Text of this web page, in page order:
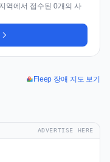
역에서 접수된 0개의 사
Fleep 장애 지도 보기
ADVERTISE HERE